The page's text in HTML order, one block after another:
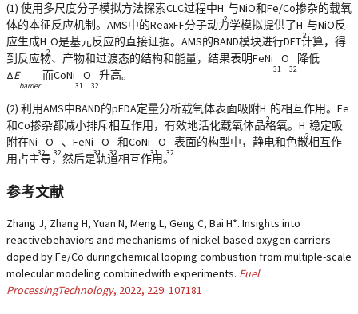
(1) 使用多尺度分子模拟方法探索CLC过程中H
2
与NiO和Fe/Co掺杂的载氧
体的本征反应机制。AMS中的ReaxFF分子动力学模拟提供了H
2
与NiO反
应生成H
2
O是基元反应的直接证据。AMS的BAND模块进行DFT计算，得
到反应物、产物和过渡态的结构和能量，结果表明FeNi
31
O
32
降低
ΔE
barrier
而CoNi
31
O
32
升高。
(2) 利用AMS中BAND的pEDA定量分析载氧体表面吸附H
2
的相互作用。Fe
和Co掺杂都减小排斥相互作用，有效地活化载氧体晶格氧。H
2
稳定吸
附在Ni
32
O
32
、FeNi
31
O
32
和CoNi
31
O
32
表面的构型中，静电和色散相互作
用占主导，然后是轨道相互作用。
参考文献
Zhang J, Zhang H, Yuan N, Meng L, Geng C, Bai H*. Insights into
reactivebehaviors and mechanisms of nickel-based oxygen carriers
doped by Fe/Co duringchemical looping combustion from multiple-scale
molecular modeling combinedwith experiments. Fuel
ProcessingTechnology, 2022, 229: 107181